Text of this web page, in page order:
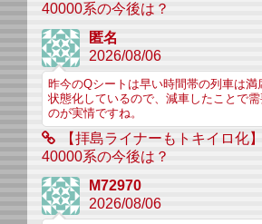
40000系の今後は？
匿名
2026/08/06
昨今のQシートは早い時間帯の列車は満
状態化しているので、減車したことで
のが実情ですね。
【拝島ライナーもトキイロ化
40000系の今後は？
M72970
2026/08/06